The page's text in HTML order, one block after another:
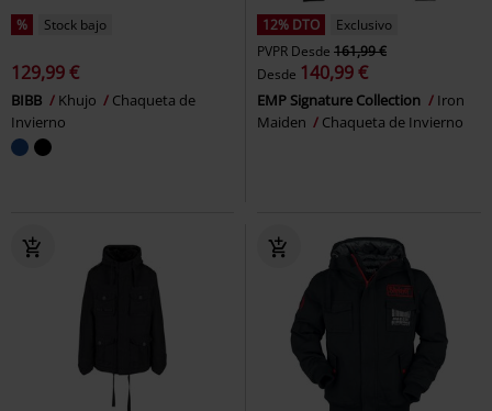
% Stock bajo
129,99 €
BIBB Khujo
Chaqueta de
Invierno
12% DTO
Exclusivo
PVPR Desde 161,99 €
Desde 140,99 €
EMP Signature Collection
Iron
Maiden
Chaqueta de Invierno